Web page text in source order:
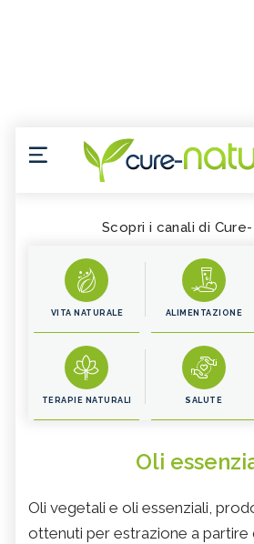
Scopri i canali di
VITA NATURALE ALIMENTAZIONE
TERAPIE NATURALI SALUTE
Oli
Oli vegetali e oli essenziali,
ottenuti per estrazione a partire